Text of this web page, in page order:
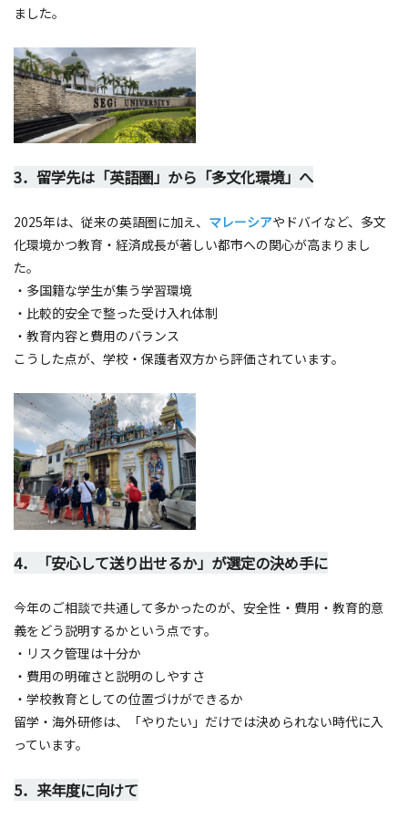
ました。
3．留学先は「英語圏」から「多文化環境」へ
2025年は、従来の英語圏に加え、 マレーシアやドバイなど、多文
化環境かつ教育・経済成長が著しい都市への関心が高まりまし
た。
・多国籍な学生が集う学習環境
・比較的安全で整った受け入れ体制
・教育内容と費用のバランス
こうした点が、学校・保護者双方から評価されています。
4．「安心して送り出せるか」が選定の決め手に
今年のご相談で共通して多かったのが、安全性・費用・教育的意
義をどう説明するかという点です。
・リスク管理は十分か
・費用の明確さと説明のしやすさ
・学校教育としての位置づけができるか
留学・海外研修は、「やりたい」だけでは決められない時代に入
っています。
5．来年度に向けて